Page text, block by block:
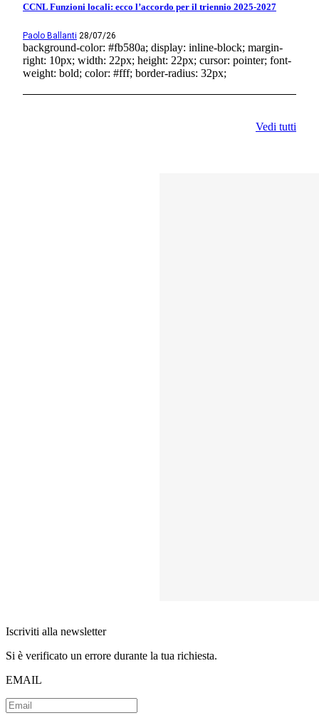
CCNL Funzioni locali: ecco l’accordo per il triennio 2025-2027
Paolo Ballanti 28/07/26
background-color: #fb580a; display: inline-block; margin-
right: 10px; width: 22px; height: 22px; cursor: pointer; font-
weight: bold; color: #fff; border-radius: 32px;
Vedi tutti
Iscriviti alla newsletter
Si è verificato un errore durante la tua richiesta.
EMAIL